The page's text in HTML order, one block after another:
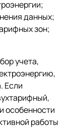
данных;
зон;
учета,
Если
особенности
работы